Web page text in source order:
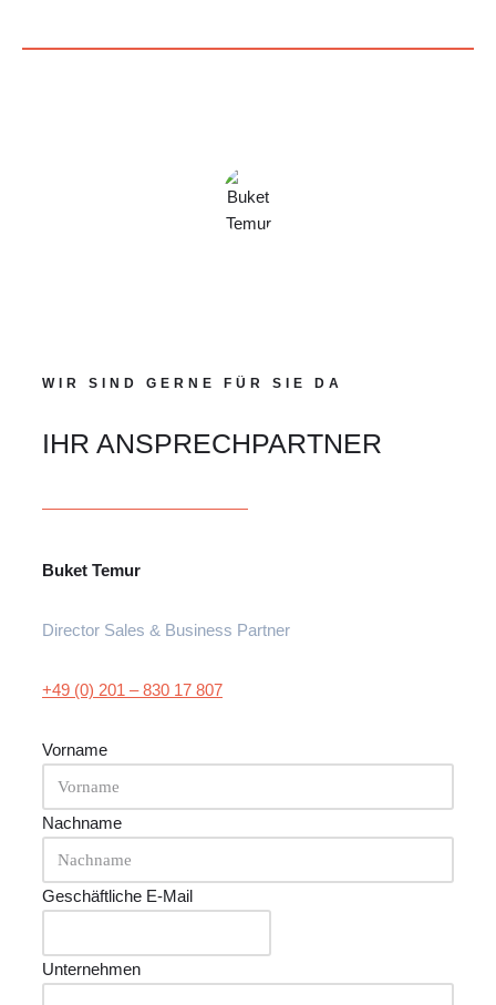
WIR SIND GERNE FÜR SIE DA
IHR ANSPRECHPARTNER
Buket Temur
Director Sales & Business Partner
+49 (0) 201 – 830 17 807
Vorname
Nachname
Geschäftliche E-Mail
Unternehmen